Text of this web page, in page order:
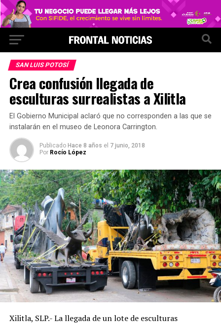
SAN LUIS POTOSÍ
Crea confusión llegada de
esculturas surrealistas a Xilitla
El Gobierno Municipal aclaró que no corresponden a las que se
instalarán en el museo de Leonora Carrington.
Publicado Hace 8 años el 7 junio, 2018
Por Rocío López
Xilitla, SLP.- La llegada de un lote de esculturas